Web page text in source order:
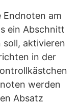
Endnoten am
ein Abschnitt
soll, aktivieren
in der
werden
Absatz